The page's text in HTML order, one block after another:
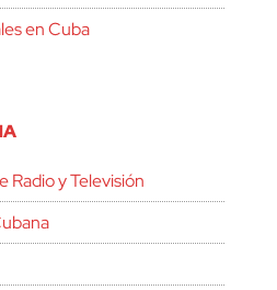
en Cuba
Radio y Televisión